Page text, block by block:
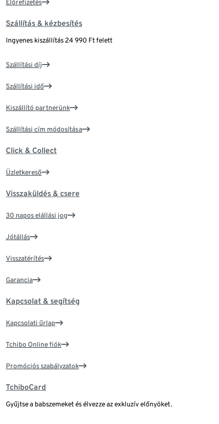
Előrefizetés
Szállítás & kézbesítés
Ingyenes kiszállítás 24 990 Ft felett
Szállítási díj
Szállítási idő
Kiszállító partnerünk
Szállítási cím módosítása
Click & Collect
Üzletkereső
Visszaküldés & csere
30 napos elállási jog
Jótállás
Visszatérítés
Garancia
Kapcsolat & segítség
Kapcsolati űrlap
Tchibo Online fiók
Promóciós szabályzatok
TchiboCard
Gyűjtse a babszemeket és élvezze az exkluzív előnyöket.